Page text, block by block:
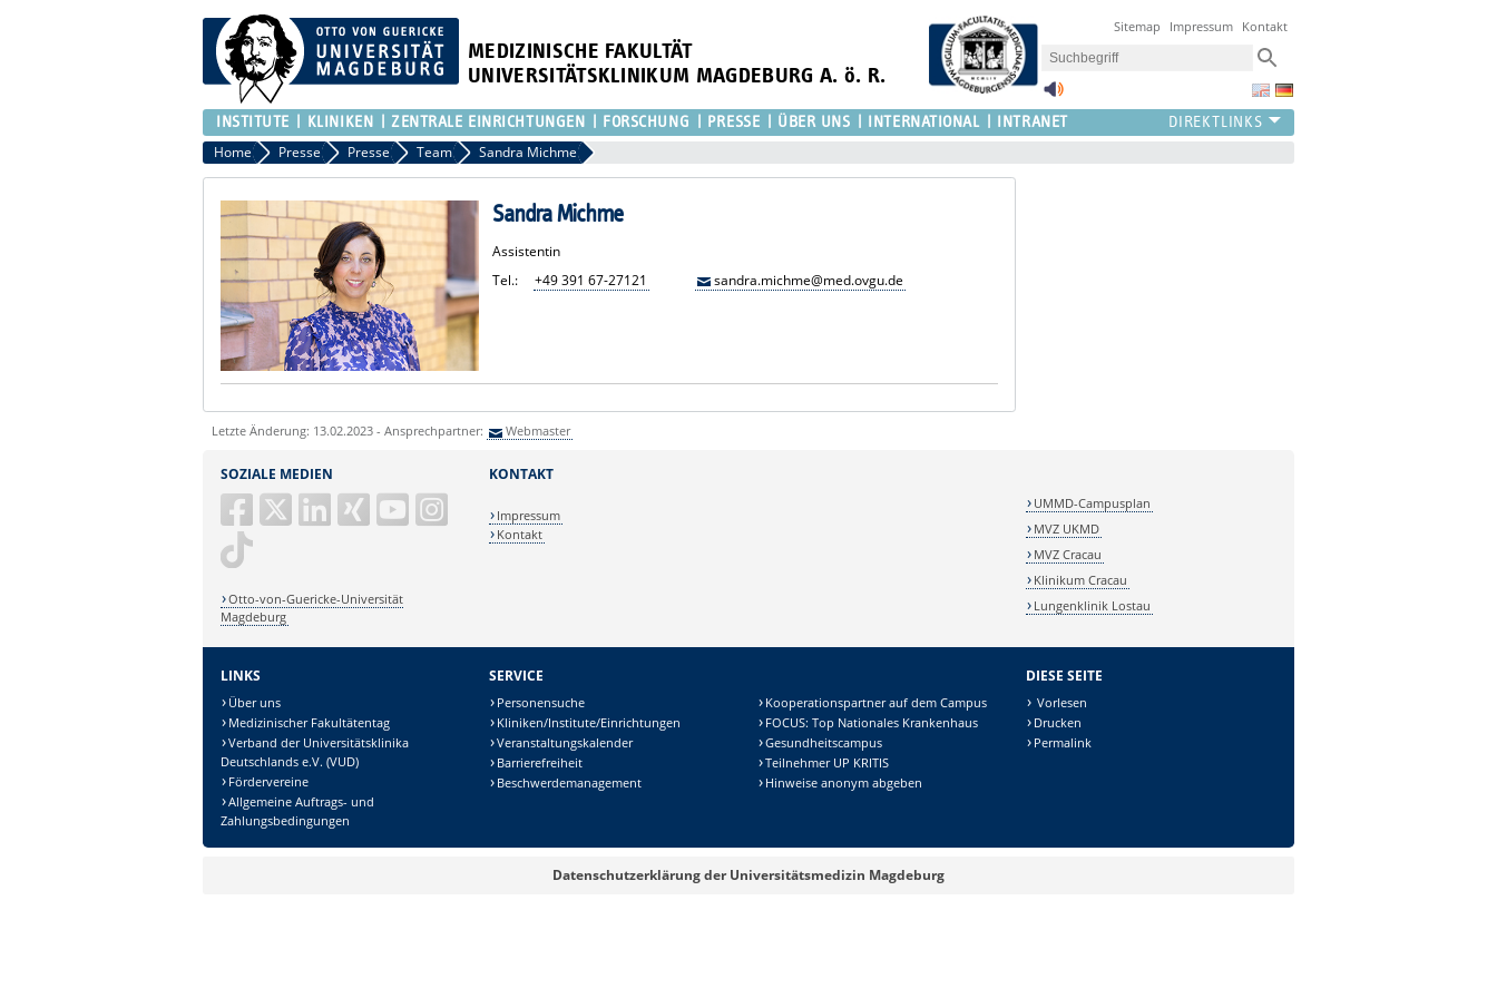
MEDIZINISCHE FAKULTÄT
UNIVERSITÄTSKLINIKUM MAGDEBURG A. ö. R.
Sitemap Impressum Kontakt
INSTITUTE KLINIKEN ZENTRALE EINRICHTUNGEN FORSCHUNG PRESSE ÜBER UNS INTERNATIONAL INTRANET
Home Presse Presse Team Sandra Michme
Sandra Michme
Assistentin
Tel.:
+49 391 67-27121 sandra.michme@med.ovgu.de
Letzte Änderung: 13.02.2023 - Ansprechpartner: Webmaster
SOZIALE MEDIEN
Otto-von-Guericke-Universität
Magdeburg
KONTAKT
Impressum
Kontakt
UMMD-Campusplan
MVZ UKMD
MVZ Cracau
Klinikum Cracau
Lungenklinik Lostau
LINKS
Über uns
Medizinischer Fakultätentag
Verband der Universitätsklinika
Deutschlands e.V. (VUD)
Fördervereine
Allgemeine Auftrags- und
Zahlungsbedingungen
SERVICE
Personensuche
Kliniken/Institute/Einrichtungen
Veranstaltungskalender
Barrierefreiheit
Beschwerdemanagement
Kooperationspartner auf dem Campus
FOCUS: Top Nationales Krankenhaus
Gesundheitscampus
Teilnehmer UP KRITIS
Hinweise anonym abgeben
DIESE SEITE
Vorlesen
Drucken
Permalink
Datenschutzerklärung der Universitätsmedizin Magdeburg